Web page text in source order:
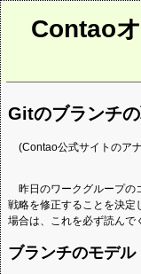
Contao
Gitのブランチ
(Contao公式サイトのア
昨日のワークグループの
戦略を修正することを決
場合は、これを必ず読んで
ブランチのモデル